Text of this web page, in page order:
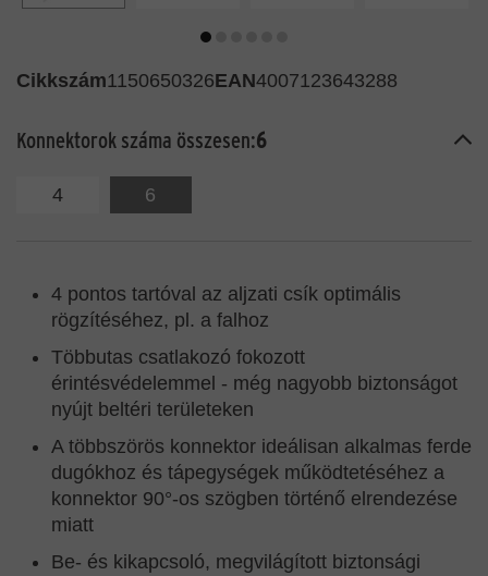
Cikkszám1150650326EAN4007123643288
Konnektorok száma összesen:6
4 6
4 pontos tartóval az aljzati csík optimális
rögzítéséhez, pl. a falhoz
Többutas csatlakozó fokozott
érintésvédelemmel - még nagyobb biztonságot
nyújt beltéri területeken
A többszörös konnektor ideálisan alkalmas ferde
dugókhoz és tápegységek működtetéséhez a
konnektor 90°-os szögben történő elrendezése
miatt
Be- és kikapcsoló, megvilágított biztonsági